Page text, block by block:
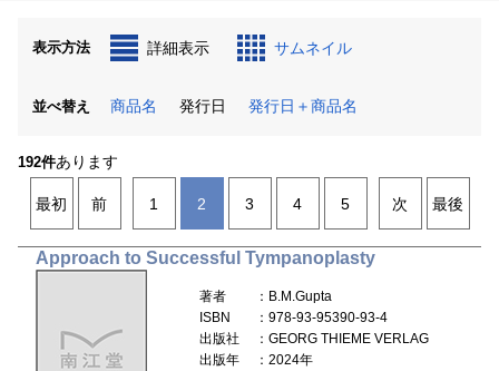
表示方法 詳細表示 サムネイル
並べ替え 商品名 発行日 発行日＋商品名
192件あります
最初 前 1 2 3 4 5 次 最後
Approach to Successful Tympanoplasty
著者
：B.M.Gupta
ISBN
：978-93-95390-93-4
出版社
：GEORG THIEME VERLAG
出版年
：2024年